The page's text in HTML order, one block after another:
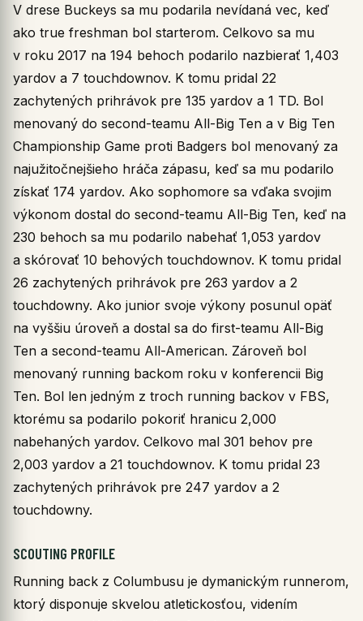
V drese Buckeys sa mu podarila nevídaná vec, keď
ako true freshman bol starterom. Celkovo sa mu
v roku 2017 na 194 behoch podarilo nazbierať 1,403
yardov a 7 touchdownov. K tomu pridal 22
zachytených prihrávok pre 135 yardov a 1 TD. Bol
menovaný do second-teamu All-Big Ten a v Big Ten
Championship Game proti Badgers bol menovaný za
najužitočnejšieho hráča zápasu, keď sa mu podarilo
získať 174 yardov. Ako sophomore sa vďaka svojim
výkonom dostal do second-teamu All-Big Ten, keď na
230 behoch sa mu podarilo nabehať 1,053 yardov
a skórovať 10 behových touchdownov. K tomu pridal
26 zachytených prihrávok pre 263 yardov a 2
touchdowny. Ako junior svoje výkony posunul opäť
na vyššiu úroveň a dostal sa do first-teamu All-Big
Ten a second-teamu All-American. Zároveň bol
menovaný running backom roku v konferencii Big
Ten. Bol len jedným z troch running backov v FBS,
ktorému sa podarilo pokoriť hranicu 2,000
nabehaných yardov. Celkovo mal 301 behov pre
2,003 yardov a 21 touchdownov. K tomu pridal 23
zachytených prihrávok pre 247 yardov a 2
touchdowny.
SCOUTING PROFILE
Running back z Columbusu je dymanickým runnerom,
ktorý disponuje skvelou atletickosťou, videním